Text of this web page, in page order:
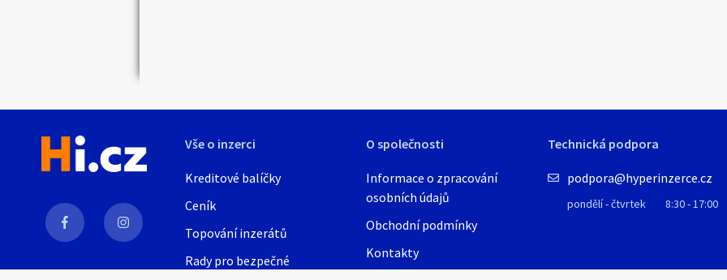
Vše o inzerci
Kreditové balíčky
Ceník
Topování inzerátů
Rady pro bezpečné
O společnosti
Informace o zpracování
osobních údajů
Obchodní podmínky
Kontakty
Technická podpora
podpora@hyperinzerce.cz
pondělí - čtvrtek 8:30 - 17:00